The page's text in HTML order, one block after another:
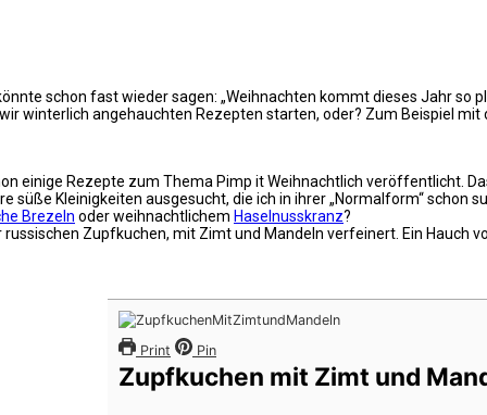
schon fast wieder sagen: „Weihnachten kommt dieses Jahr
winterlich angehauchten Rezepten starten, oder? Zum Beispiel
einige Rezepte zum Thema Pimp it Weihnachtlich veröffentlicht.
süße Kleinigkeiten ausgesucht, die ich in ihrer „Normalform“
Brezeln oder weihnachtlichem Haselnusskranz?
Zupfkuchen, mit Zimt und Mandeln verfeinert. Ein
Print Pin
Zupfkuchen mit Zimt und